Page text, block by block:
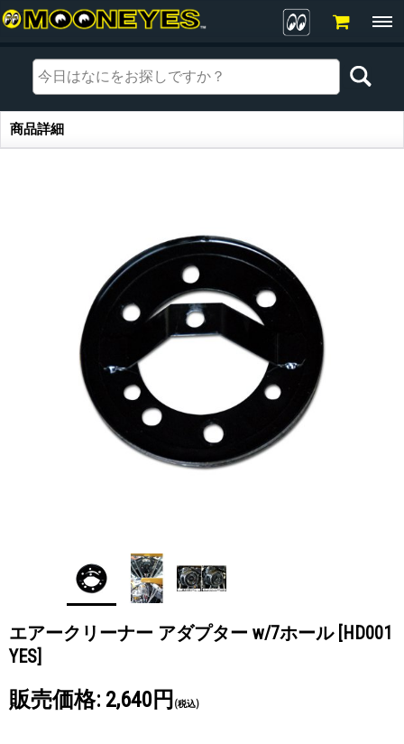
商品詳細
商品詳細
エアークリーナー アダプター w/7ホール [HD001
YES]
販売価格: 2,640円 (税込)